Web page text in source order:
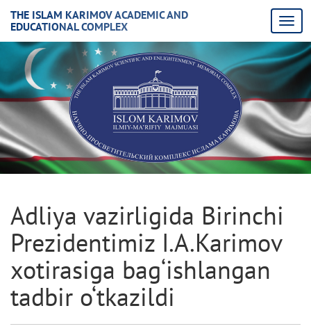
THE ISLAM KARIMOV ACADEMIC AND
EDUCATIONAL COMPLEX
Adliya vazirligida Birinchi
Prezidentimiz I.A.Karimov
xotirasiga bag‘ishlangan
tadbir o‘tkazildi